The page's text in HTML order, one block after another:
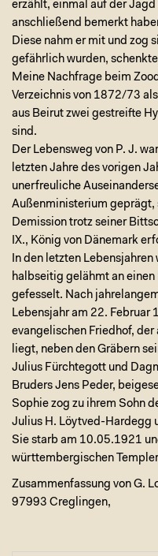
erzählt, einmal auf der
anschließend bemerkt
Diese nahm er mit und zog
gefährlich wurden,
Meine Nachfrage beim
Verzeichnis von 1872/73
aus Beirut zwei gestreifte
sind.
Der Lebensweg von P. J.
letzten Jahre des vorigen
unerfreuliche
Außenministerium
Demission trotz seiner
IX., König von Dänemark
In den letzten
halbseitig gelähmt an
gefesselt. Nach
Lebensjahr am 22. Februar
evangelischen Friedhof,
liegt, neben den Gräbern
Julius Fürchtegott und
Bruders Jens Peder,
Sophie zog zu ihrem Sohn
Julius H. Löytved-Hardegg
Sie starb am 10.05.1921
württembergischen
Zusammenfassung von G.
97993 Creglingen,